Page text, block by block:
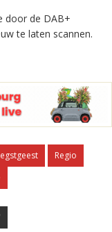
door de DAB+
te laten scannen.
Regio